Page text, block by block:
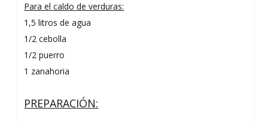
Para el caldo de verduras:
1,5 litros de agua
1/2 cebolla
1/2 puerro
1 zanahoria
PREPARACIÓN: